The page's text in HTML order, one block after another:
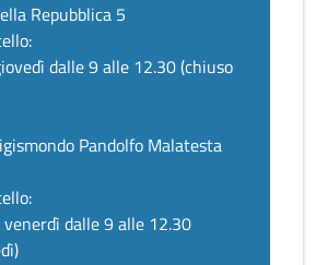
Repubblica 5
dalle 9 alle 12.30 (chiuso
Pandolfo Malatesta
dalle 9 alle 12.30